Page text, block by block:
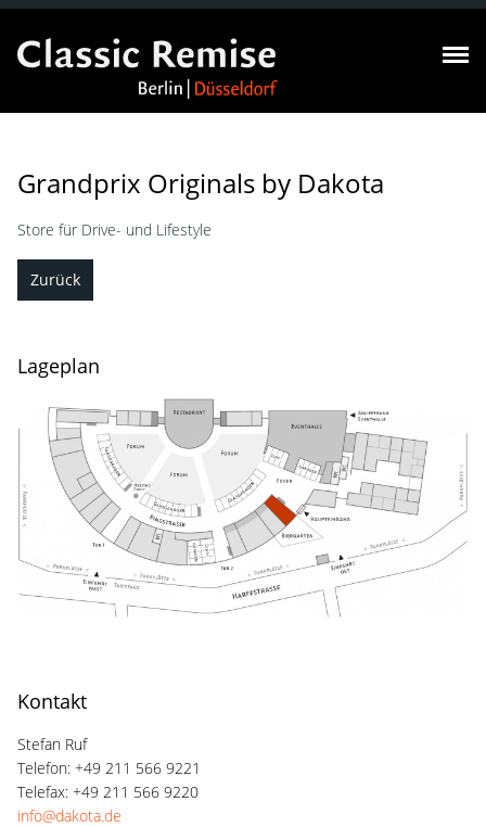
Grandprix Originals by Dakota
Store für Drive- und Lifestyle
Zurück
Lageplan
Kontakt
Stefan Ruf
Telefon: +49 211 566 9221
Telefax: +49 211 566 9220
info@dakota.de